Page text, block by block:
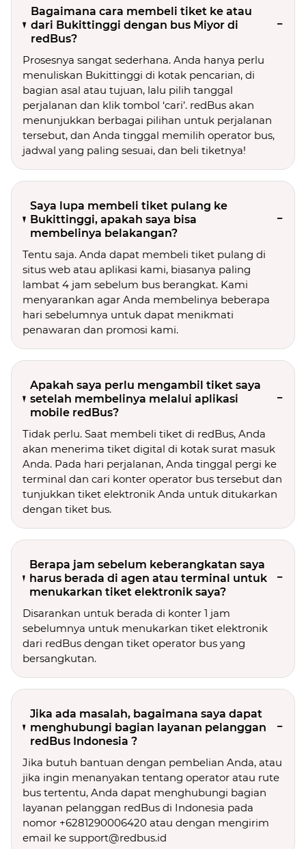
Bagaimana cara membeli tiket ke atau
dari Bukittinggi dengan bus Miyor di
redBus?
Prosesnya sangat sederhana. Anda hanya perlu
menuliskan Bukittinggi di kotak pencarian, di
bagian asal atau tujuan, lalu pilih tanggal
perjalanan dan klik tombol ‘cari’. redBus akan
menunjukkan berbagai pilihan untuk perjalanan
tersebut, dan Anda tinggal memilih operator bus,
jadwal yang paling sesuai, dan beli tiketnya!
Saya lupa membeli tiket pulang ke
Bukittinggi, apakah saya bisa
membelinya belakangan?
Tentu saja. Anda dapat membeli tiket pulang di
situs web atau aplikasi kami, biasanya paling
lambat 4 jam sebelum bus berangkat. Kami
menyarankan agar Anda membelinya beberapa
hari sebelumnya untuk dapat menikmati
penawaran dan promosi kami.
Apakah saya perlu mengambil tiket saya
setelah membelinya melalui aplikasi
mobile redBus?
Tidak perlu. Saat membeli tiket di redBus, Anda
akan menerima tiket digital di kotak surat masuk
Anda. Pada hari perjalanan, Anda tinggal pergi ke
terminal dan cari konter operator bus tersebut dan
tunjukkan tiket elektronik Anda untuk ditukarkan
dengan tiket bus.
Berapa jam sebelum keberangkatan saya
harus berada di agen atau terminal untuk
menukarkan tiket elektronik saya?
Disarankan untuk berada di konter 1 jam
sebelumnya untuk menukarkan tiket elektronik
dari redBus dengan tiket operator bus yang
bersangkutan.
Jika ada masalah, bagaimana saya dapat
menghubungi bagian layanan pelanggan
redBus Indonesia ?
Jika butuh bantuan dengan pembelian Anda, atau
jika ingin menanyakan tentang operator atau rute
bus tertentu, Anda dapat menghubungi bagian
layanan pelanggan redBus di Indonesia pada
nomor +6281290006420 atau dengan mengirim
email ke support@redbus.id